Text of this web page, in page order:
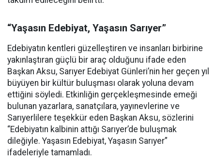
“Yaşasın Edebiyat, Yaşasın Sarıyer”
Edebiyatın kentleri güzelleştiren ve insanları birbirine
yakınlaştıran güçlü bir araç olduğunu ifade eden
Başkan Aksu, Sarıyer Edebiyat Günleri’nin her geçen yıl
büyüyen bir kültür buluşması olarak yoluna devam
ettiğini söyledi. Etkinliğin gerçekleşmesinde emeği
bulunan yazarlara, sanatçılara, yayınevlerine ve
Sarıyerlilere teşekkür eden Başkan Aksu, sözlerini
“Edebiyatın kalbinin attığı Sarıyer’de buluşmak
dileğiyle. Yaşasın Edebiyat, Yaşasın Sarıyer”
ifadeleriyle tamamladı.